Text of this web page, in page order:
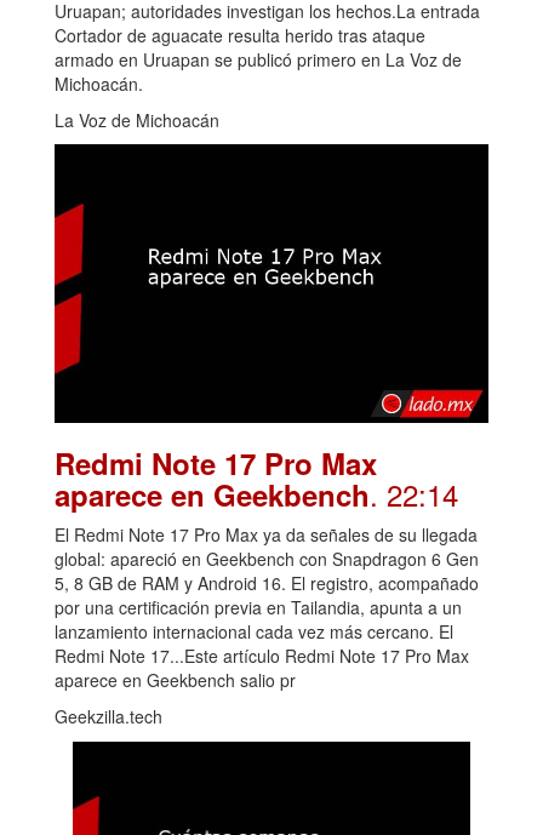
Uruapan; autoridades investigan los hechos.La entrada
Cortador de aguacate resulta herido tras ataque
armado en Uruapan se publicó primero en La Voz de
Michoacán.
La Voz de Michoacán
Redmi Note 17 Pro Max
aparece en Geekbench. 22:14
El Redmi Note 17 Pro Max ya da señales de su llegada
global: apareció en Geekbench con Snapdragon 6 Gen
5, 8 GB de RAM y Android 16. El registro, acompañado
por una certificación previa en Tailandia, apunta a un
lanzamiento internacional cada vez más cercano. El
Redmi Note 17...Este artículo Redmi Note 17 Pro Max
aparece en Geekbench salio pr
Geekzilla.tech